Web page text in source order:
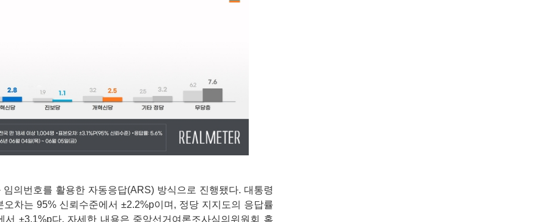
의번호를 활용한 자동응답(ARS) 방식으로 진행됐다. 대통령
차는 95% 신뢰수준에서 ±2.2%p이며, 정당 지지도의 응답률
±3.1%p다. 자세한 내용은 중앙선거여론조사심의위원회 홈